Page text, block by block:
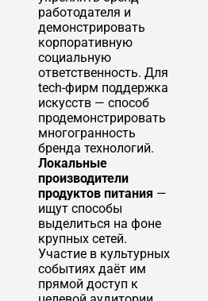
работодателя и
демонстрировать
корпоративную
социальную
ответственность. Для
tech-фирм поддержка
искусств — способ
продемонстрировать
многогранность
бренда технологий.
Локальные
производители
продуктов питания —
ищут способы
выделиться на фоне
крупных сетей.
Участие в культурных
событиях даёт им
прямой доступ к